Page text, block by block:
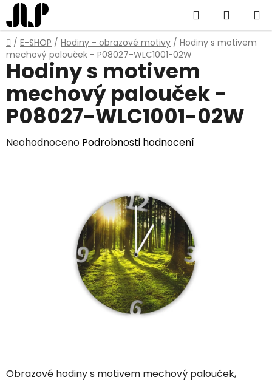
Přejít
na
obsah
Hledat
KOŠÍK
Domů
/ E-SHOP / Hodiny - obrazové motivy / Hodiny s motivem
mechový palouček - P08027-WLC1001-02W
Obrazové hodiny s motivem mechový palouček,
Hodiny s motivem
mechový palouček -
P08027-WLC1001-02W
Průměrné
Neohodnoceno Podrobnosti hodnocení